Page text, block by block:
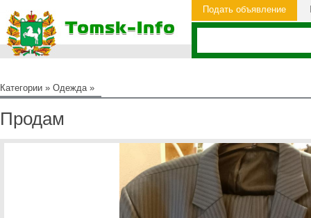
Подать объявление
Категории » Одежда»
Продам